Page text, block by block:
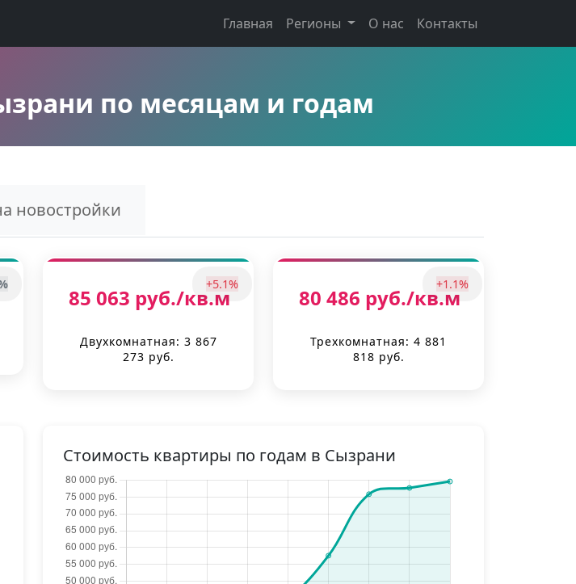
Главная Регионы О нас Контакты
по месяцам и годам
новостройки
85 063 руб./кв.м
+5.1%
Двухкомнатная: 3 867
273 руб.
80 486 руб./кв.м
+1.1%
Трехкомнатная: 4 881
818 руб.
Стоимость квартиры по годам в Сызрани